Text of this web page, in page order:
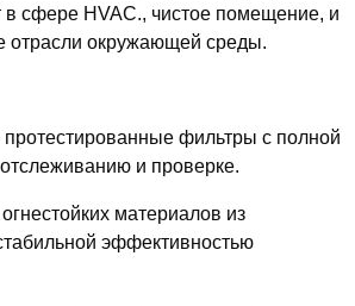
сфере HVAC., чистое помещение, и
отрасли окружающей среды.
фильтры с полной
и проверке.
материалов из
эффективностью